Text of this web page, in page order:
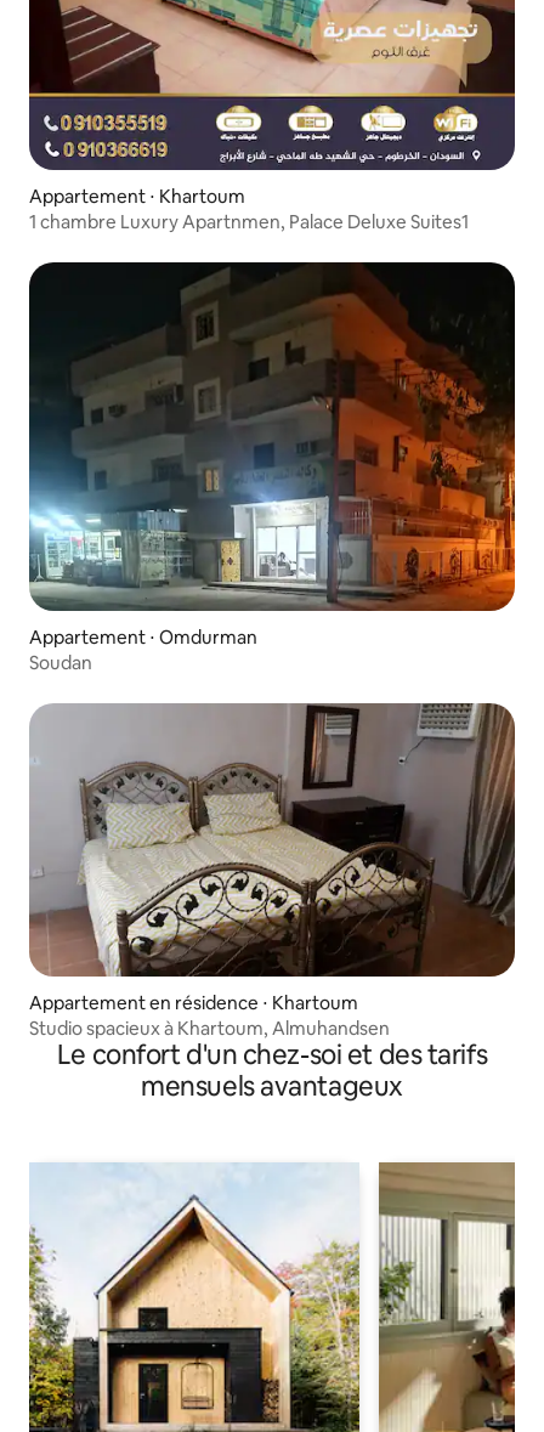
Appartement ⋅ Khartoum
1 chambre Luxury Apartnmen, Palace Deluxe Suites1
Appartement ⋅ Omdurman
Soudan
Appartement en résidence ⋅ Khartoum
Studio spacieux à Khartoum, Almuhandsen
Le confort d'un chez-soi et des tarifs
mensuels avantageux